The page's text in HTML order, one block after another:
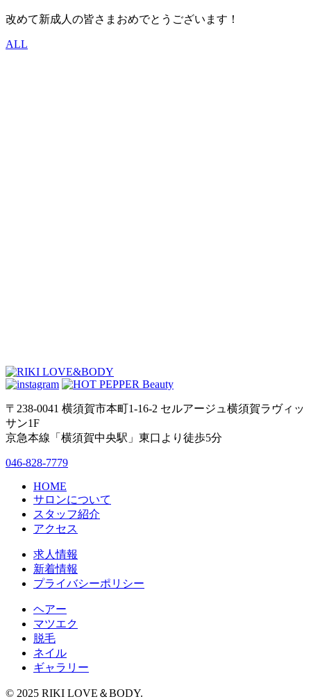
改めて新成人の皆さまおめでとうございます！
ALL
〒238-0041 横須賀市本町1-16-2 セルアージュ横須賀ラヴィッ
サン1F
京急本線「横須賀中央駅」東口より徒歩5分
046-828-7779
HOME
サロンについて
スタッフ紹介
アクセス
求人情報
新着情報
プライバシーポリシー
ヘアー
マツエク
脱毛
ネイル
ギャラリー
© 2025 RIKI LOVE＆BODY.